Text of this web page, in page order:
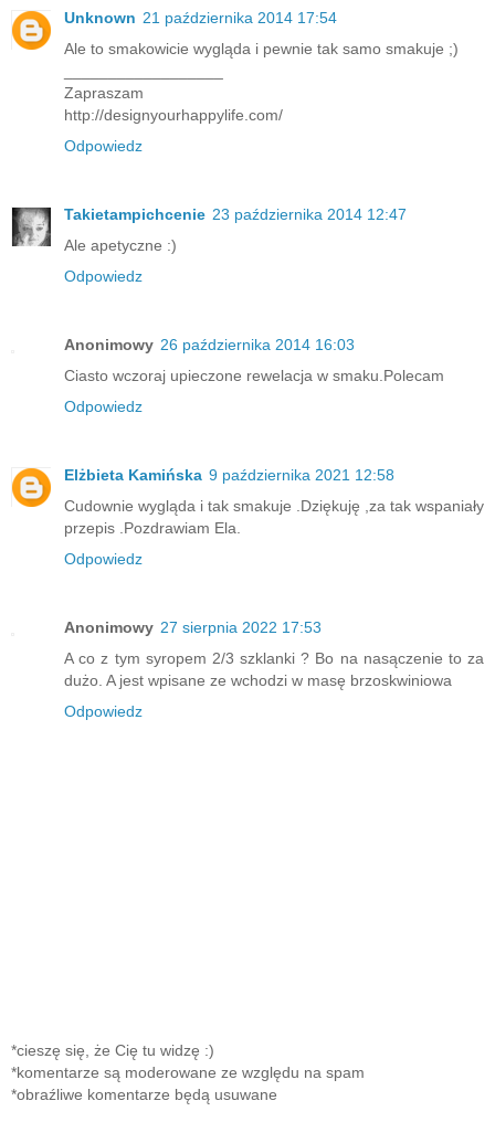
Unknown 21 października 2014 17:54
Ale to smakowicie wygląda i pewnie tak samo smakuje ;)
Zapraszam
http://designyourhappylife.com/
Odpowiedz
Takietampichcenie 23 października 2014 12:47
Ale apetyczne :)
Odpowiedz
Anonimowy 26 października 2014 16:03
Ciasto wczoraj upieczone rewelacja w smaku.Polecam
Odpowiedz
Elżbieta Kamińska 9 października 2021 12:58
Cudownie wygląda i tak smakuje .Dziękuję ,za tak wspaniały
przepis .Pozdrawiam Ela.
Odpowiedz
Anonimowy 27 sierpnia 2022 17:53
A co z tym syropem 2/3 szklanki ? Bo na nasączenie to za
dużo. A jest wpisane ze wchodzi w masę brzoskwiniowa
Odpowiedz
*cieszę się, że Cię tu widzę :)
*komentarze są moderowane ze względu na spam
*obraźliwe komentarze będą usuwane